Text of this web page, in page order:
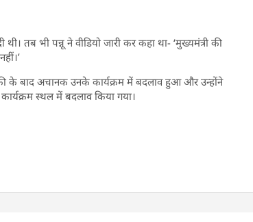
तब भी पन्नू ने वीडियो जारी कर कहा था- ‘मुख्यमंत्री की
के बाद अचानक उनके कार्यक्रम में बदलाव हुआ और उन्होंने
स्थल में बदलाव किया गया।